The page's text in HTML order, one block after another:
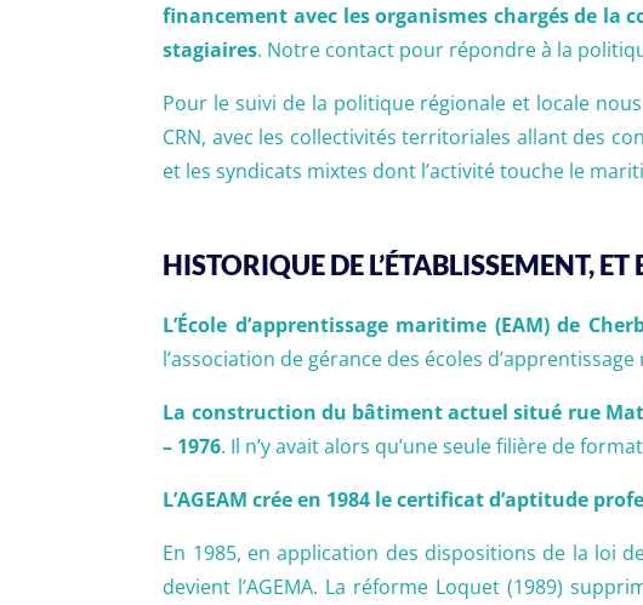
financement avec les organismes chargés de la
stagiaires. Notre contact pour répondre à la
Pour le suivi de la politique régionale et locale
CRN, avec les collectivités territoriales allant des
et les syndicats mixtes dont l’activité touche le
HISTORIQUE DE L’ÉTABLISSEMENT,
L’École d’apprentissage maritime (EAM) de
l’association de gérance des écoles d’apprentissage
La construction du bâtiment actuel situé rue
– 1976. Il n’y avait alors qu’une seule filière de
L’AGEAM crée en 1984 le certificat d’aptitude
En 1985, en application des dispositions de la loi
devient l’AGEMA. La réforme Loquet (1989)